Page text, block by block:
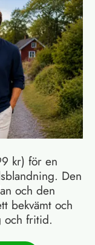
kr) för en
Den
och den
bekvämt och
och fritid.